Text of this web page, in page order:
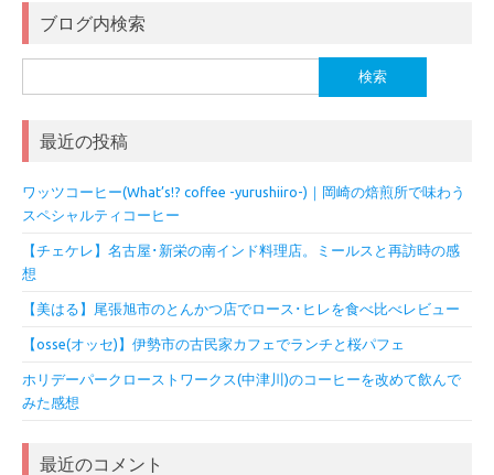
ブログ内検索
索:
最近の投稿
ワッツコーヒー(What’s!? coffee -yurushiiro-)｜岡崎の焙煎所で味わう
スペシャルティコーヒー
【チェケレ】名古屋･新栄の南インド料理店。ミールスと再訪時の感
想
【美はる】尾張旭市のとんかつ店でロース･ヒレを食べ比べレビュー
【osse(オッセ)】伊勢市の古民家カフェでランチと桜パフェ
ホリデーパークローストワークス(中津川)のコーヒーを改めて飲んで
みた感想
最近のコメント